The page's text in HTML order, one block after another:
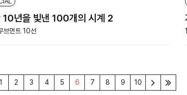
10년을 빛낸 100개의 시계 2
브먼트 10선
1 2 3 4 5 6 7 8 9 10